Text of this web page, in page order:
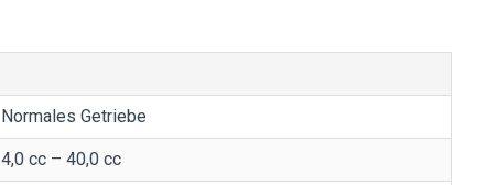
Normales Getriebe
4,0 cc – 40,0 cc